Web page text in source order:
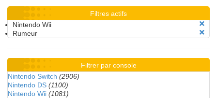
Filtres actifs
Nintendo Wii
Rumeur
Filtrer par console
Nintendo Switch (2906)
Nintendo DS (1100)
Nintendo Wii (1081)